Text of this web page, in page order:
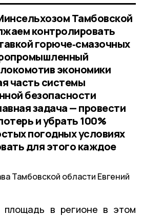
Тамбовской
контролировать
горюче‑смазочных
экономики
часть системы
безопасности
задача — провести
и убрать 100%
погодных условиях
для этого каждое
Тамбовской области Евгений
площадь в регионе в этом